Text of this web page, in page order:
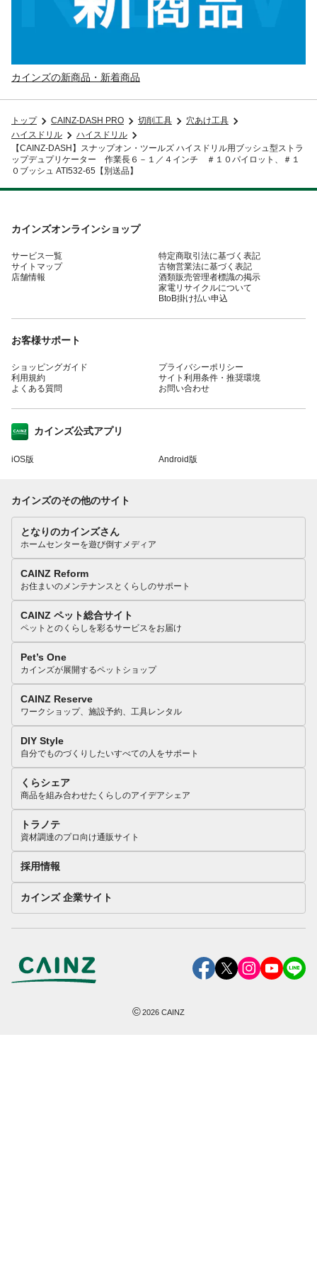
カインズの新商品・新着商品
トップ CAINZ-DASH PRO 切削工具
穴あけ工具
ハイスドリル
ハイスドリル
【CAINZ-DASH】スナップオン・ツールズ ハイスドリル用ブッシュ型ストラ
ップデュプリケーター 作業長６－１／４インチ ＃１０パイロット、＃１
０ブッシュ ATI532-65【別送品】
カインズオンラインショップ
サービス一覧
サイトマップ
店舗情報
特定商取引法に基づく表記
古物営業法に基づく表記
酒類販売管理者標識の掲示
家電リサイクルについて
BtoB掛け払い申込
お客様サポート
ショッピングガイド
利用規約
よくある質問
プライバシーポリシー
サイト利用条件・推奨環境
お問い合わせ
カインズ公式アプリ
iOS版 Android版
カインズのその他のサイト
となりのカインズさん
ホームセンターを遊び倒すメディア
CAINZ Reform
お住まいのメンテナンスとくらしのサポート
CAINZ ペット総合サイト
ペットとのくらしを彩るサービスをお届け
Pet’s One
カインズが展開するペットショップ
CAINZ Reserve
ワークショップ、施設予約、工具レンタル
DIY Style
自分でものづくりしたいすべての人をサポート
くらシェア
商品を組み合わせたくらしのアイデアシェア
トラノテ
資材調達のプロ向け通販サイト
採用情報
カインズ 企業サイト
©2026 CAINZ